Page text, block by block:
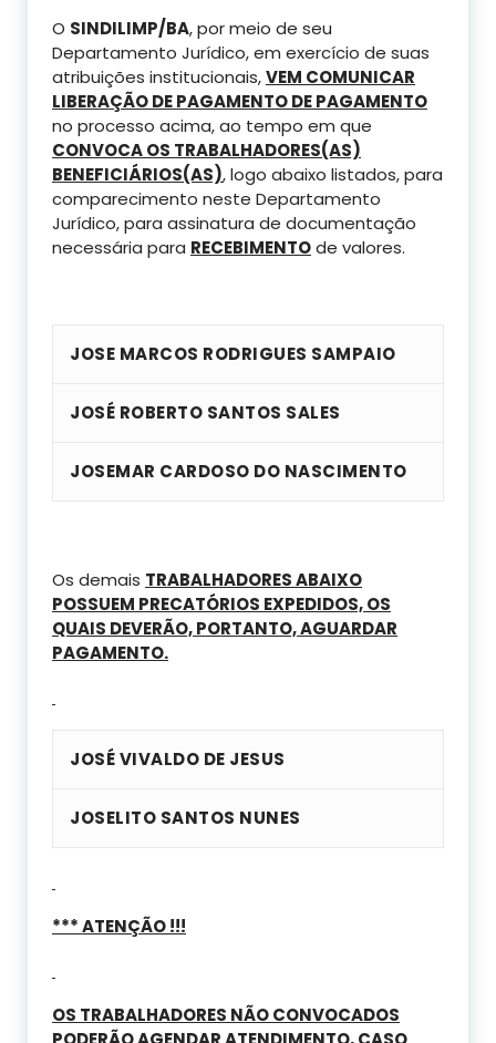
O SINDILIMP/BA, por meio de seu
Departamento Jurídico, em exercício de suas
atribuições institucionais,VEM COMUNICAR
LIBERAÇÃO DE PAGAMENTO DE PAGAMENTO
no processo acima, ao tempo em que
CONVOCA OS TRABALHADORES(AS)
BENEFICIÁRIOS(AS), logo abaixo listados, para
comparecimento neste Departamento
Jurídico, para assinatura de documentação
necessária para RECEBIMENTOde valores.
JOSE MARCOS RODRIGUES SAMPAIO
JOSÉ ROBERTO SANTOS SALES
JOSEMAR CARDOSO DO NASCIMENTO
Os demais TRABALHADORES ABAIXO
POSSUEM PRECATÓRIOS EXPEDIDOS, OS
QUAIS DEVERÃO, PORTANTO, AGUARDAR
PAGAMENTO.
JOSÉ VIVALDO DE JESUS
JOSELITO SANTOS NUNES
*** ATENÇÃO !!!
OS TRABALHADORES NÃO CONVOCADOS